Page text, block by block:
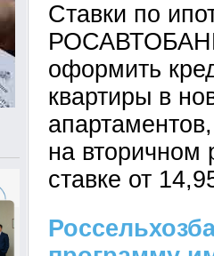
Ставки по
оформить
квартиры в
на
ставке от